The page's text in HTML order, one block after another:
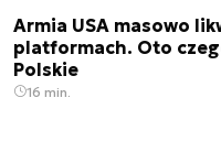
Armia USA masowo
platformach. Oto
Polskie
16 min.